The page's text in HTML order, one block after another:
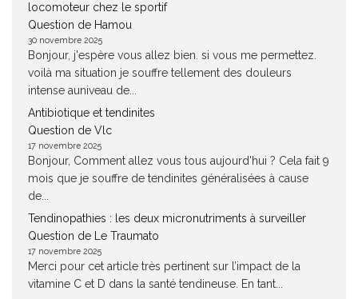
locomoteur chez le sportif
Question de Hamou
30 novembre 2025
Bonjour, j'espère vous allez bien. si vous me permettez.
voilà ma situation je souffre tellement des douleurs
intense auniveau de...
Antibiotique et tendinites
Question de Vlc
17 novembre 2025
Bonjour, Comment allez vous tous aujourd'hui ? Cela fait 9
mois que je souffre de tendinites généralisées à cause
de...
Tendinopathies : les deux micronutriments à surveiller
Question de Le Traumato
17 novembre 2025
Merci pour cet article très pertinent sur l’impact de la
vitamine C et D dans la santé tendineuse. En tant...